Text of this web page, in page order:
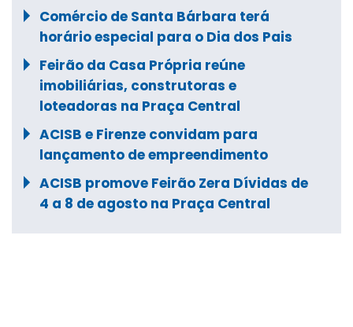
Comércio de Santa Bárbara terá
horário especial para o Dia dos Pais
Feirão da Casa Própria reúne
imobiliárias, construtoras e
loteadoras na Praça Central
ACISB e Firenze convidam para
lançamento de empreendimento
ACISB promove Feirão Zera Dívidas de
4 a 8 de agosto na Praça Central